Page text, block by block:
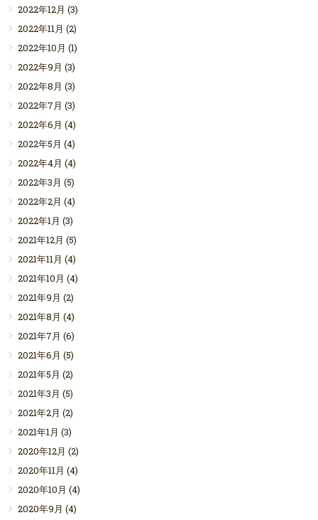
2022年12月 (3)
2022年11月 (2)
2022年10月 (1)
2022年9月 (3)
2022年8月 (3)
2022年7月 (3)
2022年6月 (4)
2022年5月 (4)
2022年4月 (4)
2022年3月 (5)
2022年2月 (4)
2022年1月 (3)
2021年12月 (5)
2021年11月 (4)
2021年10月 (4)
2021年9月 (2)
2021年8月 (4)
2021年7月 (6)
2021年6月 (5)
2021年5月 (2)
2021年3月 (5)
2021年2月 (2)
2021年1月 (3)
2020年12月 (2)
2020年11月 (4)
2020年10月 (4)
2020年9月 (4)